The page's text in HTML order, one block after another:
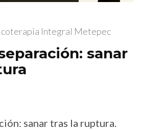
Integral Metepec
sanar
sanar tras la ruptura.